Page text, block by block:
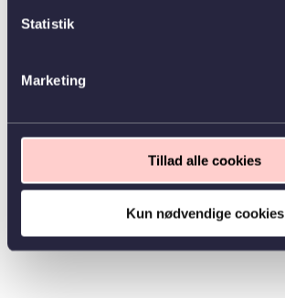
Statistik
Marketing
Tillad alle cookies
Kun nødvendige cookies